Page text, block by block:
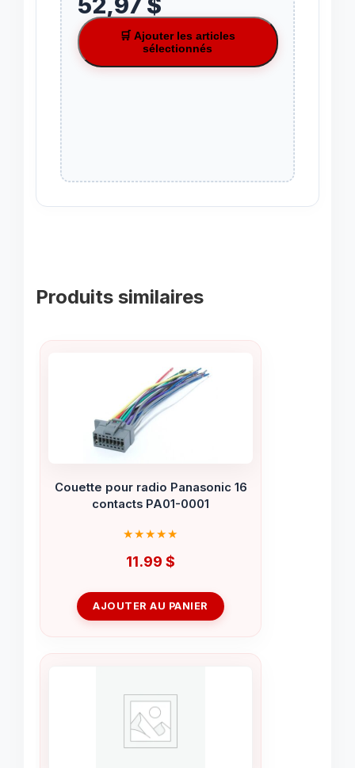
🛒 Ajouter les articles
sélectionnés
Produits similaires
Couette pour radio Panasonic 16
contacts PA01-0001
11.99 $
AJOUTER AU PANIER